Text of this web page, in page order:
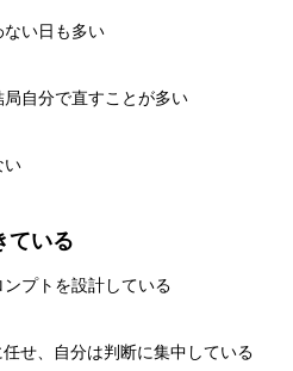
い日も多い
自分で直すことが多い
い
ている
プトを設計している
せ、自分は判断に集中している